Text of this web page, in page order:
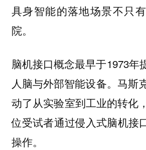
具身智能的落地场景不只
院。
脑机接口概念最早于1973年
人脑与外部智能设备。马斯
动了从实验室到工业的转化
位受试者通过侵入式脑机接
操作。